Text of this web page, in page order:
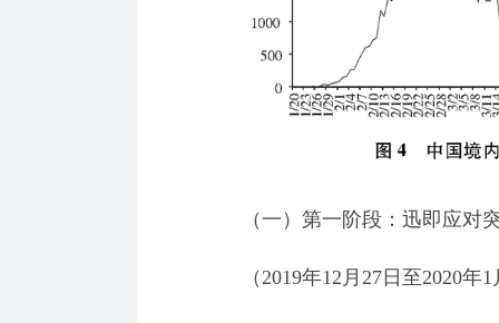
（一）第一阶段：迅即应对
（2019年12月27日至2020年1